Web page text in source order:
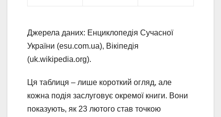
Джерела даних: Енциклопедія Сучасної
України (esu.com.ua), Вікіпедія
(uk.wikipedia.org).
Ця таблиця – лише короткий огляд, але
кожна подія заслуговує окремої книги. Вони
показують, як 23 лютого став точкою